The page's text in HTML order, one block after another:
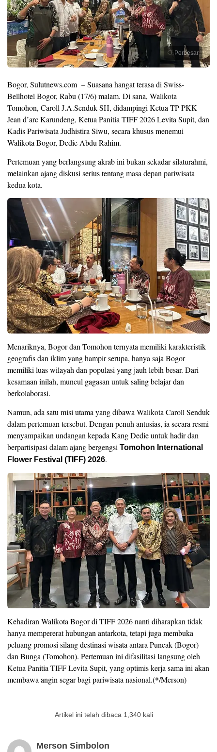
Perbesar
Bogor, Sulutnews.com – Suasana hangat terasa di Swiss-
Bellhotel Bogor, Rabu (17/6) malam. Di sana, Walikota
Tomohon, Caroll J.A.Senduk SH, didampingi Ketua TP-PKK
Jean d’arc Karundeng, Ketua Panitia TIFF 2026 Levita Supit, dan
Kadis Pariwisata Judhistira Siwu, secara khusus menemui
Walikota Bogor, Dedie Abdu Rahim.
Pertemuan yang berlangsung akrab ini bukan sekadar silaturahmi,
melainkan ajang diskusi serius tentang masa depan pariwisata
kedua kota.
Menariknya, Bogor dan Tomohon ternyata memiliki karakteristik
geografis dan iklim yang hampir serupa, hanya saja Bogor
memiliki luas wilayah dan populasi yang jauh lebih besar. Dari
kesamaan inilah, muncul gagasan untuk saling belajar dan
berkolaborasi.
Namun, ada satu misi utama yang dibawa Walikota Caroll Senduk
dalam pertemuan tersebut. Dengan penuh antusias, ia secara resmi
menyampaikan undangan kepada Kang Dedie untuk hadir dan
berpartisipasi dalam ajang bergengsi Tomohon International
Flower Festival (TIFF) 2026.
Kehadiran Walikota Bogor di TIFF 2026 nanti diharapkan tidak
hanya mempererat hubungan antarkota, tetapi juga membuka
peluang promosi silang destinasi wisata antara Puncak (Bogor)
dan Bunga (Tomohon). Pertemuan ini difasilitasi langsung oleh
Ketua Panitia TIFF Levita Supit, yang optimis kerja sama ini akan
membawa angin segar bagi pariwisata nasional.(*/Merson)
Artikel ini telah dibaca 1,340 kali
Merson Simbolon